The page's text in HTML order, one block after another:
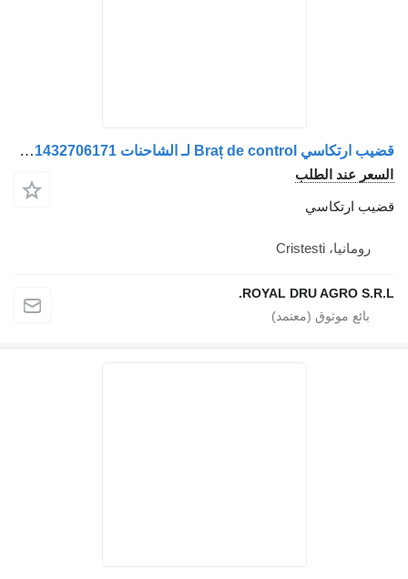
قضيب ارتكاسي Braț de control لـ الشاحنات MAN V-brat 81432706096, 81432706163, 81432206221, 81432706114, 81432706121, 81432706171
السعر عند الطلب
قضيب ارتكاسي
رومانيا، Cristesti
ROYAL DRU AGRO S.R.L.